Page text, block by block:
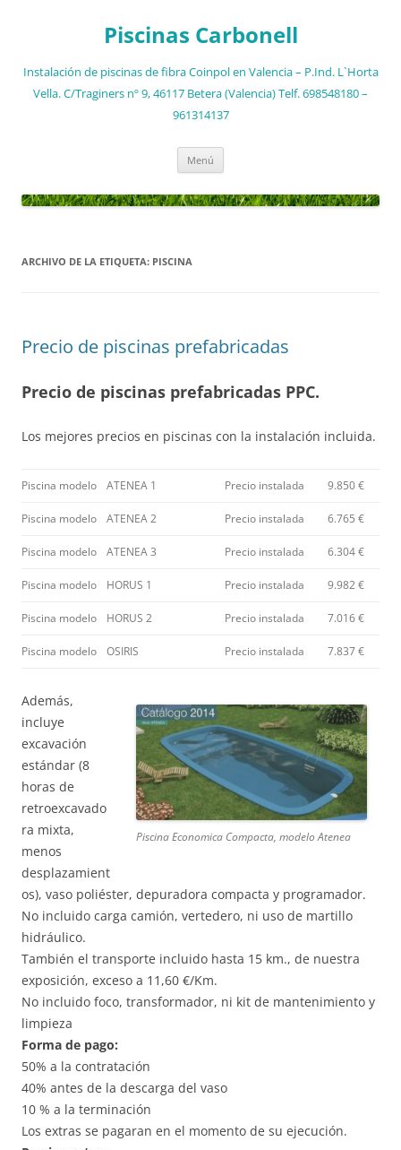
Piscinas Carbonell
Instalación de piscinas de fibra Coinpol en Valencia – P.Ind. L`Horta
Vella. C/Traginers nº 9, 46117 Betera (Valencia) Telf. 698548180 –
961314137
Menú
ARCHIVO DE LA ETIQUETA: PISCINA
Precio de piscinas prefabricadas
Precio de piscinas prefabricadas PPC.
Los mejores precios en piscinas con la instalación incluida.
Piscina modelo ATENEA 1 Precio instalada 9.850 €
Piscina modelo ATENEA 2 Precio instalada 6.765 €
Piscina modelo ATENEA 3 Precio instalada 6.304 €
Piscina modelo HORUS 1 Precio instalada 9.982 €
Piscina modelo HORUS 2 Precio instalada 7.016 €
Piscina modelo OSIRIS Precio instalada 7.837 €
Piscina Economica Compacta, modelo Atenea
Además,
incluye
excavación
estándar (8
horas de
retroexcavado
ra mixta,
menos
desplazamient
os), vaso poliéster, depuradora compacta y programador.
No incluido carga camión, vertedero, ni uso de martillo
hidráulico.
También el transporte incluido hasta 15 km., de nuestra
exposición, exceso a 11,60 €/Km.
No incluido foco, transformador, ni kit de mantenimiento y
limpieza
Forma de pago:
50% a la contratación
40% antes de la descarga del vaso
10 % a la terminación
Los extras se pagaran en el momento de su ejecución.